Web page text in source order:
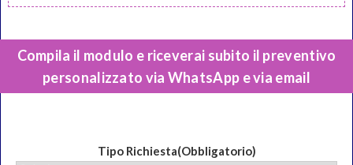
Compila il modulo e riceverai subito il preventivo
personalizzato via WhatsApp e via email
Tipo Richiesta(Obbligatorio)